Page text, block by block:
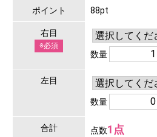
ポイント 88pt
右目
※必須
数量
左目
数量
合計 点数1点